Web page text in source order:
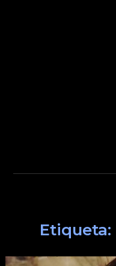
Etiqueta: